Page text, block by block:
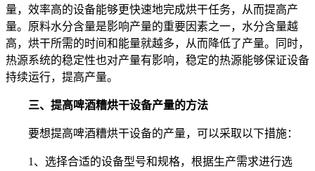
量，效率高的设备能够更快速地完成烘干任务，从而提高产
量。原料水分含量是影响产量的重要因素之一，水分含量越
高，烘干所需的时间和能量就越多，从而降低了产量。同时，
热源系统的稳定性也对产量有影响，稳定的热源能够保证设备
持续运行，提高产量。
三、提高啤酒糟烘干设备产量的方法
要想提高啤酒糟烘干设备的产量，可以采取以下措施：
1、选择合适的设备型号和规格，根据生产需求进行选